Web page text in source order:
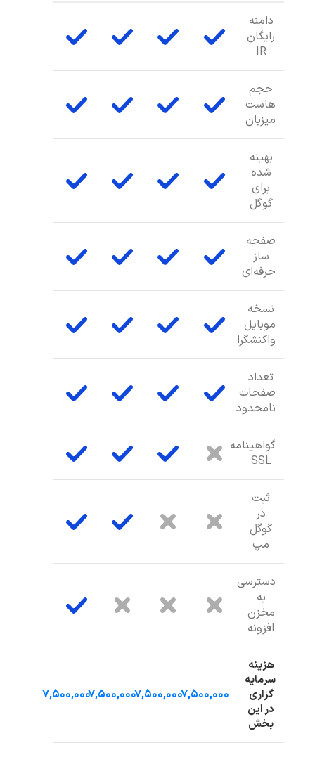
دامنه
رایگان
IR
حجم
هاست
میزبان
بهینه
شده
برای
گوگل
صفحه
ساز
حرفه‌ای
نسخه
موبایل
واکنشگرا
تعداد
صفحات
نامحدود
گواهینامه
SSL
ثبت
در
گوگل
مپ
دسترسی
به
مخزن
افزونه
هزینه
سرمایه
گزاری
در این
بخش
۷,۵۰۰,۰۰۰۷,۵۰۰,۰۰۰۷,۵۰۰,۰۰۰۷,۵۰۰,۰۰۰